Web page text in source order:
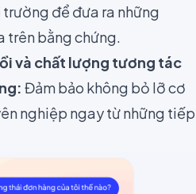
để đưa ra những
trên bằng chứng.
và chất lượng tương tác
Đảm bảo không bỏ lỡ cơ
nghiệp ngay từ những tiếp